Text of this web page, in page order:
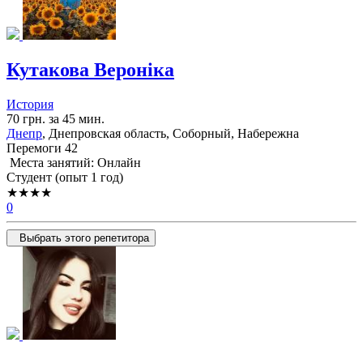
Кутакова Вероніка
История
70 грн. за 45 мин.
Днепр, Днепровская область, Соборный, Набережна
Перемоги 42
Места занятий: Онлайн
Cтудент (опыт 1 год)
★★★★
0
Выбрать этого репетитора